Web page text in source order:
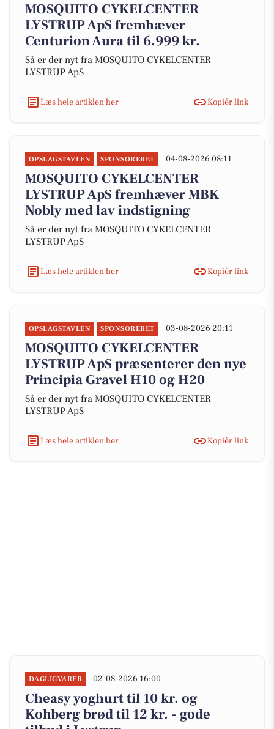
MOSQUITO CYKELCENTER
LYSTRUP ApS fremhæver
Centurion Aura til 6.999 kr.
Så er der nyt fra MOSQUITO CYKELCENTER
LYSTRUP ApS
Læs hele artiklen her Kopiér link
OPSLAGSTAVLEN SPONSORERET 04-08-2026 08:11
MOSQUITO CYKELCENTER
LYSTRUP ApS fremhæver MBK
Nobly med lav indstigning
Så er der nyt fra MOSQUITO CYKELCENTER
LYSTRUP ApS
Læs hele artiklen her Kopiér link
OPSLAGSTAVLEN SPONSORERET 03-08-2026 20:11
MOSQUITO CYKELCENTER
LYSTRUP ApS præsenterer den nye
Principia Gravel H10 og H20
Så er der nyt fra MOSQUITO CYKELCENTER
LYSTRUP ApS
Læs hele artiklen her Kopiér link
DAGLIGVARER 02-08-2026 16:00
Cheasy yoghurt til 10 kr. og
Kohberg brød til 12 kr. - gode